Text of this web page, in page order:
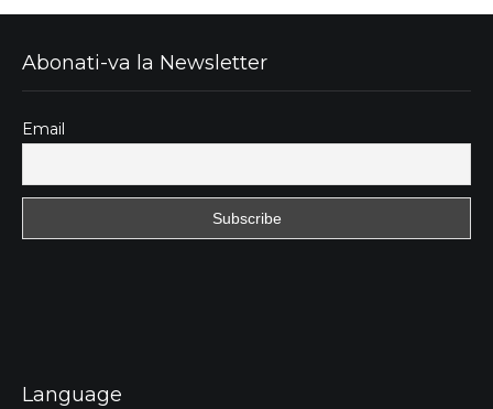
Abonati-va la Newsletter
Email
Language